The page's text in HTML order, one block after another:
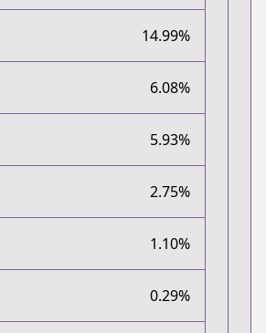
14.99%
6.08%
5.93%
2.75%
1.10%
0.29%